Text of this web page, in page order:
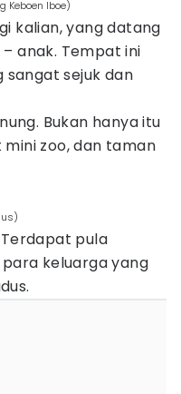
Keboen Iboe)
kalian, yang datang
anak. Tempat ini
sangat sejuk dan
Bukan hanya itu
zoo, dan taman
pula
keluarga yang